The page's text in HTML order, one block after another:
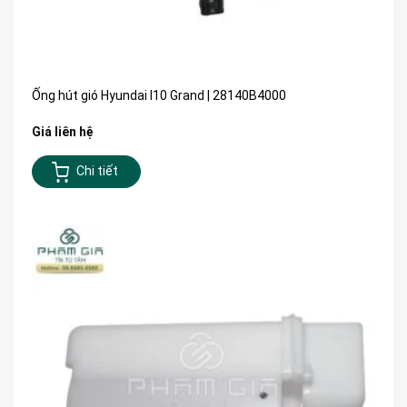
Ống hút gió Hyundai I10 Grand | 28140B4000
Giá liên hệ
Chi tiết